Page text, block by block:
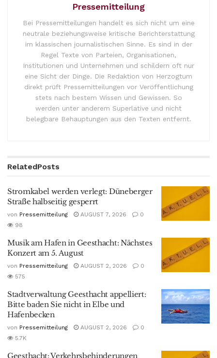
Pressemitteilung
Bei Pressemitteilungen handelt es sich nicht um eine
neutrale beziehungsweise kritische Berichterstattung
im klassischen journalistischen Sinne. Es sind in der
Regel Texte von Parteien, Organisationen,
Institutionen und Unternehmen und schildern oft nur
eine Sicht der Dinge. Die Redaktion von Herzogtum
direkt prüft Pressemitteilungen vor Veröffentlichung
stets nach bestem Wissen und Gewissen. So
werden unter anderem Superlative und nicht
belegbare Behauptungen aus den Texten entfernt.
RelatedPosts
Stromkabel werden verlegt: Düneberger
Straße halbseitig gesperrt
von Pressemitteilung AUGUST 7, 2026
0
98
Musik am Hafen in Geesthacht: Nächstes
Konzert am 5. August
von Pressemitteilung AUGUST 2, 2026
0
575
Stadtverwaltung Geesthacht appelliert:
Bitte baden Sie nicht in Elbe und
Hafenbecken
von Pressemitteilung AUGUST 2, 2026
0
5.7K
Geesthacht: Verkehrsbehinderungen